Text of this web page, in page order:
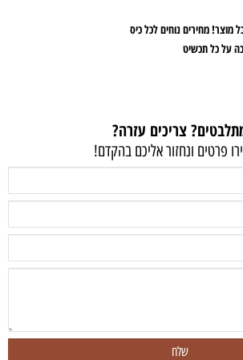
מוצר! מחירים נוחים לכל כיס
על כל תכשיט
צריכים עזרה?
פרטים ונחזור אליכם בהקדם!